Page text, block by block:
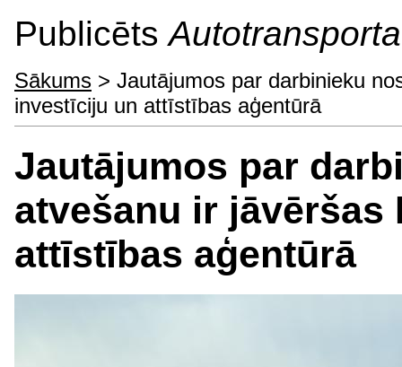
Publicēts
Sākums > Jautājumos par darbinieku
investīciju un attīstības aģentūrā
Jautājumos par
atvešanu ir
attīstības aģentūrā